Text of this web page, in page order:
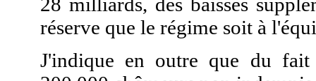
réserve que le régime soit à
J'indique en outre que du